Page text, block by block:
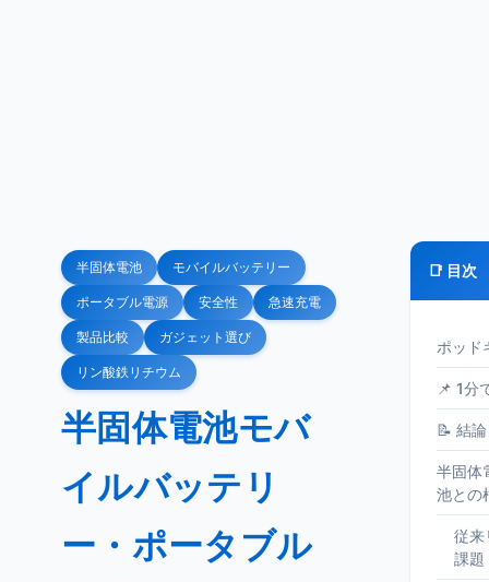
半固体電池 モバイルバッテリー
ポータブル電源 安全性 急速充電
製品比較 ガジェット選び
リン酸鉄リチウム
半固体電池モバ
イルバッテリ
ー・ポータブル
📑 目次
ポッド
📌 1分
📝 結論
半固体
池との
従来
課題